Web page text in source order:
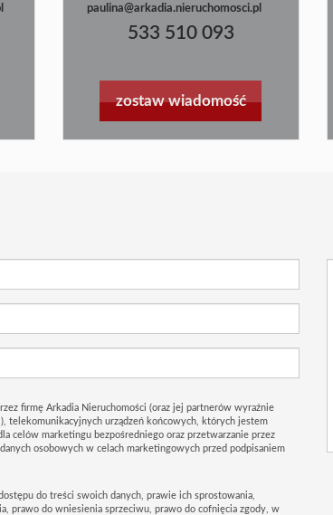
paulina@arkadia.nieruchomosci.pl
533 510 093
zostaw wiadomość
firmę Arkadia Nieruchomości (oraz jej partnerów wyraźnie
telekomunikacyjnych urządzeń końcowych, których jestem
celów marketingu bezpośredniego oraz przetwarzanie przez
osobowych w celach marketingowych przed podpisaniem
do treści swoich danych, prawie ich sprostowania,
prawo do wniesienia sprzeciwu, prawo do cofnięcia zgody, w